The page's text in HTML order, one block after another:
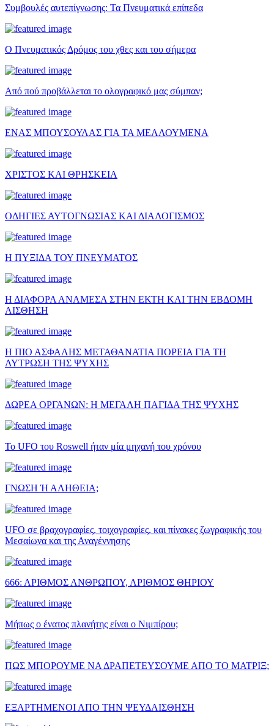
Συμβουλές αυτεπίγνωσης: Τα Πνευματικά επίπεδα
Ο Πνευματικός Δρόμος του χθες και του σήμερα
Από πού προβάλλεται το ολογραφικό μας σύμπαν;
ΕΝΑΣ ΜΠΟΥΣΟΥΛΑΣ ΓΙΑ ΤΑ ΜΕΛΛΟΥΜΕΝΑ
ΧΡΙΣΤΟΣ ΚΑΙ ΘΡΗΣΚΕΙΑ
ΟΔΗΓΙΕΣ ΑΥΤΟΓΝΩΣΙΑΣ ΚΑΙ ΔΙΑΛΟΓΙΣΜΟΣ
Η ΠΥΞΙΔΑ ΤΟΥ ΠΝΕΥΜΑΤΟΣ
Η ΔΙΑΦΟΡΑ ΑΝΑΜΕΣΑ ΣΤΗΝ ΕΚΤΗ ΚΑΙ ΤΗΝ ΕΒΔΟΜΗ
ΑΙΣΘΗΣΗ
Η ΠΙΟ ΑΣΦΑΛΗΣ ΜΕΤΑΘΑΝΑΤΙΑ ΠΟΡΕΙΑ ΓΙΑ ΤΗ
ΛΥΤΡΩΣΗ ΤΗΣ ΨΥΧΗΣ
ΔΩΡΕΑ ΟΡΓΑΝΩΝ: Η ΜΕΓΑΛΗ ΠΑΓΙΔΑ ΤΗΣ ΨΥΧΗΣ
Το UFO του Roswell ήταν μία μηχανή του χρόνου
ΓΝΩΣΗ Ή ΑΛΗΘΕΙΑ;
UFO σε βραχογραφίες, τοιχογραφίες, και πίνακες ζωγραφικής του
Μεσαίωνα και της Αναγέννησης
666: ΑΡΙΘΜΟΣ ΑΝΘΡΩΠΟΥ, ΑΡΙΘΜΟΣ ΘΗΡΙΟΥ
Μήπως ο ένατος πλανήτης είναι ο Νιμπίρου;
ΠΩΣ ΜΠΟΡΟΥΜΕ ΝΑ ΔΡΑΠΕΤΕΥΣΟΥΜΕ ΑΠΟ ΤΟ ΜΑΤΡΙΞ;
ΕΞΑΡΤΗΜΕΝΟΙ ΑΠΟ ΤΗΝ ΨΕΥΔΑΙΣΘΗΣΗ